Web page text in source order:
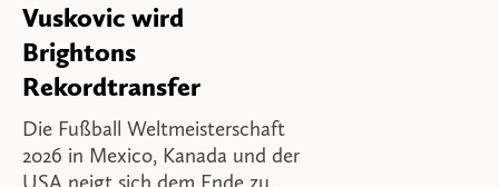
Vuskovic wird
Brightons
Rekordtransfer
Die Fußball Weltmeisterschaft
2026 in Mexico, Kanada und der